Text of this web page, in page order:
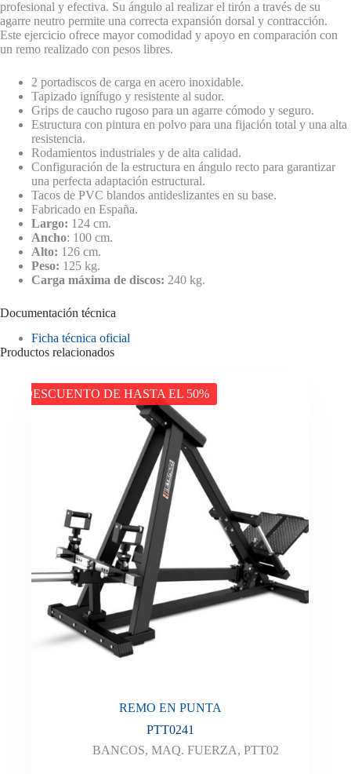
profesional y efectiva. Su ángulo al realizar el tirón a través de su
agarre neutro permite una correcta expansión dorsal y contracción.
Este ejercicio ofrece mayor comodidad y apoyo en comparación con
un remo realizado con pesos libres.
2 portadiscos de carga en acero inoxidable.
Tapizado ignífugo y resistente al sudor.
Grips de caucho rugoso para un agarre cómodo y seguro.
Estructura con pintura en polvo para una fijación total y una alta
resistencia.
Rodamientos industriales y de alta calidad.
Configuración de la estructura en ángulo recto para garantizar
una perfecta adaptación estructural.
Tacos de PVC blandos antideslizantes en su base.
Fabricado en España.
Largo: 124 cm.
Ancho: 100 cm.
Alto: 126 cm.
Peso: 125 kg.
Carga máxima de discos: 240 kg.
Documentación técnica
Ficha técnica oficial
Productos relacionados
DESCUENTO DE HASTA EL 50%
REMO EN PUNTA
PTT0241
BANCOS,MAQ. FUERZA,PTT02